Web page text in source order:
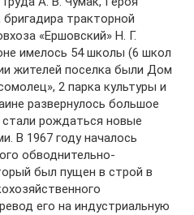
тракторной
«Ершовский» Н. Г.
имелось 54 школы (6 школ
жителей поселка были Дом
2 парка культуры и
развернулось большое
рождаться новые
В 1967 году началось
обводнительно-
был пущен в строй в
его на индустриальную